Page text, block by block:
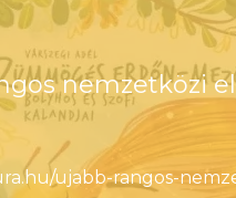
nemzetközi
ujabb-rangos-